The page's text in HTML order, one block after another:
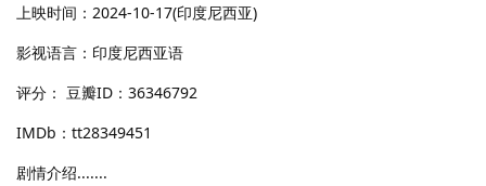
上映时间：2024-10-17(印度尼西亚)
影视语言：印度尼西亚语
评分： 豆瓣ID：36346792
IMDb：tt28349451
剧情介绍.......